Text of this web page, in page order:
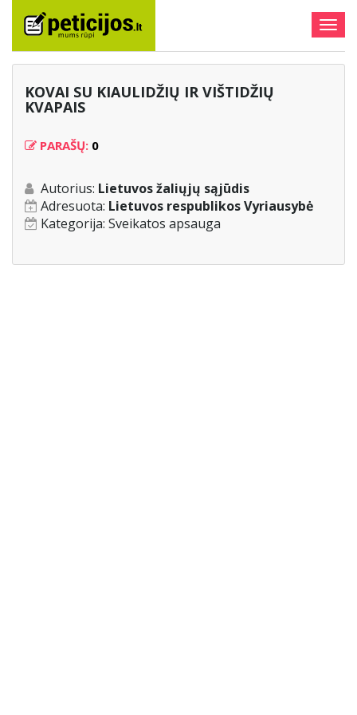
KOVAI SU KIAULIDŽIŲ IR VIŠTIDŽIŲ
KVAPAIS
PARAŠŲ: 0
Autorius: Lietuvos žaliųjų sąjūdis
Adresuota: Lietuvos respublikos Vyriausybė
Kategorija: Sveikatos apsauga